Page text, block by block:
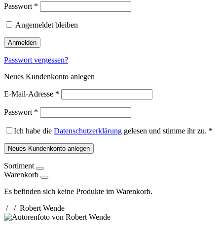
Passwort *
Angemeldet bleiben
Anmelden
Passwort vergessen?
Neues Kundenkonto anlegen
E-Mail-Adresse *
Passwort *
Ich habe die Datenschutzerklärung gelesen und stimme ihr zu. *
Neues Kundenkonto anlegen
Sortiment
Warenkorb
Es befinden sich keine Produkte im Warenkorb.
/
/ Robert Wende